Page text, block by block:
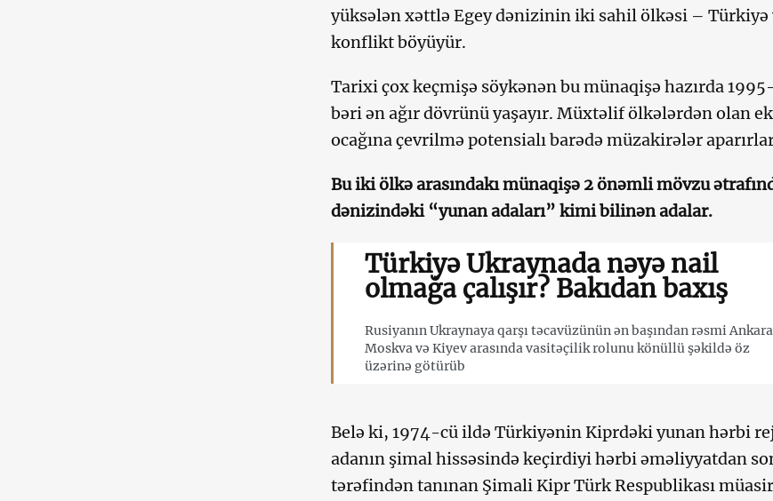
yüksələn xəttlə Egey dənizinin iki sahil ölkəsi – Türkiyə
konflikt böyüyür.
Tarixi çox keçmişə söykənən bu münaqişə hazırda
bəri ən ağır dövrünü yaşayır. Müxtəlif ölkələrdən olan
ocağına çevrilmə potensialı barədə müzakirələr
Bu iki ölkə arasındakı münaqişə 2 önəmli mövzu
dənizindəki “yunan adaları” kimi bilinən adalar.
Türkiyə Ukraynada nəyə nail
olmağa çalışır? Bakıdan baxış
Rusiyanın Ukraynaya qarşı təcavüzünün ən başından rəsmi Ankara
Moskva və Kiyev arasında vasitəçilik rolunu könüllü şəkildə öz
üzərinə götürüb
Belə ki, 1974-cü ildə Türkiyənin Kiprdəki yunan hərbi
adanın şimal hissəsində keçirdiyi hərbi əməliyyatdan
tərəfindən tanınan Şimali Kipr Türk Respublikası